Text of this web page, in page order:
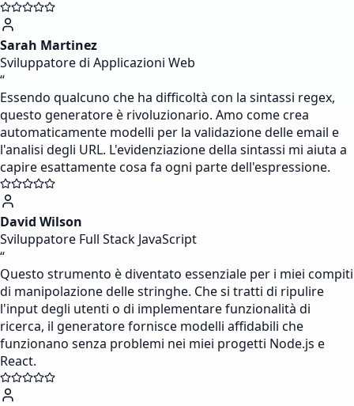
Sarah Martinez
Sviluppatore di Applicazioni Web
“
Essendo qualcuno che ha difficoltà con la sintassi regex,
questo generatore è rivoluzionario. Amo come crea
automaticamente modelli per la validazione delle email e
l'analisi degli URL. L'evidenziazione della sintassi mi aiuta a
capire esattamente cosa fa ogni parte dell'espressione.
David Wilson
Sviluppatore Full Stack JavaScript
“
Questo strumento è diventato essenziale per i miei compiti
di manipolazione delle stringhe. Che si tratti di ripulire
l'input degli utenti o di implementare funzionalità di
ricerca, il generatore fornisce modelli affidabili che
funzionano senza problemi nei miei progetti Node.js e
React.